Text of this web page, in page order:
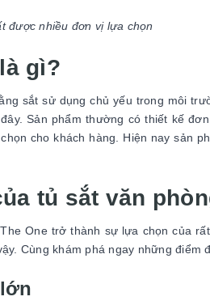
được nhiều đơn vị lựa chọn
gì?
sắt sử dụng chủ yếu trong môi
Sản phẩm thường có thiết kế
cho khách hàng. Hiện nay sản
tủ sắt văn
One trở thành sự lựa chọn của
Cùng khám phá ngay những điểm